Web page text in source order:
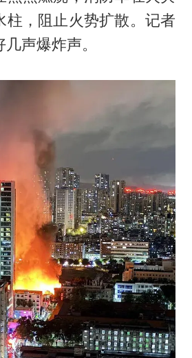
柱，阻止火势扩散。记者
声爆炸声。